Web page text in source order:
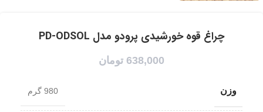
چراغ قوه خورشیدی پرودو مدل PD-ODSOL
638,000 تومان
وزن 980 گرم